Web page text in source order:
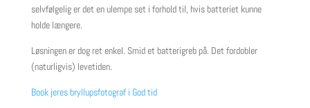
selvfølgelig er det en ulempe set i forhold til, hvis batteriet kunne
holde længere.
Løsningen er dog ret enkel. Smid et batterigreb på. Det fordobler
(naturligvis) levetiden.
Book jeres bryllupsfotograf i God tid